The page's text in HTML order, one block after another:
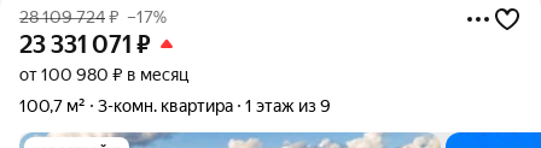
28 109 724₽ –17%
23 331 071 ₽
от 100 980 ₽ в месяц
100,7 м²
3-комн. квартира 1 этаж из 9